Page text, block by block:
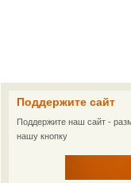
Поддержите сайт
Поддержите наш сайт -
нашу кнопку